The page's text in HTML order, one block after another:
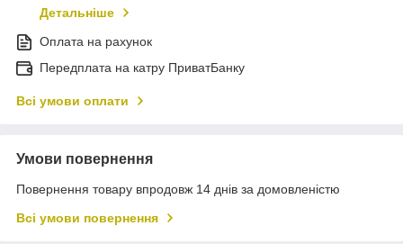
Детальніше
Оплата на рахунок
Передплата на катру ПриватБанку
Всі умови оплати
Умови повернення
Повернення товару впродовж 14 днів за домовленістю
Всі умови повернення